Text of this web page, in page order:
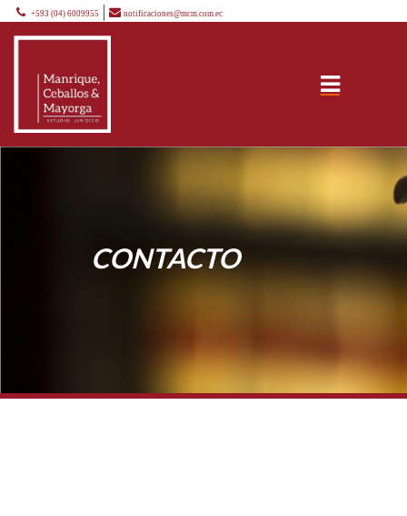
+593 (04) 6009955 notificaciones@mcm.com.ec
CONTACTO